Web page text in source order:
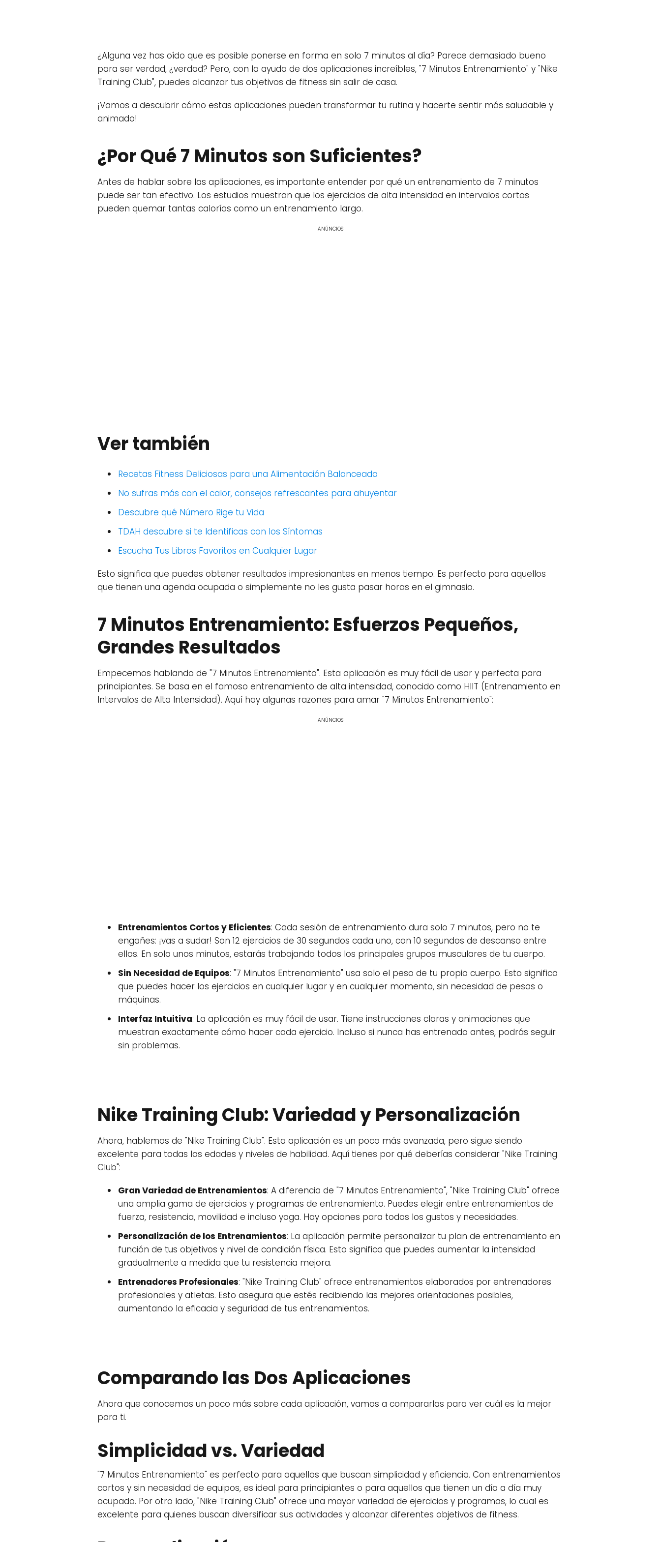
¿Alguna vez has oído que es posible ponerse en forma en solo 7 minutos al día? Parece demasiado bueno
para ser verdad, ¿verdad? Pero, con la ayuda de dos aplicaciones increíbles, "7 Minutos Entrenamiento" y "Nike
Training Club", puedes alcanzar tus objetivos de fitness sin salir de casa.
¡Vamos a descubrir cómo estas aplicaciones pueden transformar tu rutina y hacerte sentir más saludable y
animado!
¿Por Qué 7 Minutos son Suficientes?
Antes de hablar sobre las aplicaciones, es importante entender por qué un entrenamiento de 7 minutos
puede ser tan efectivo. Los estudios muestran que los ejercicios de alta intensidad en intervalos cortos
pueden quemar tantas calorías como un entrenamiento largo.
ANÚNCIOS
Ver también
Recetas Fitness Deliciosas para una Alimentación Balanceada
No sufras más con el calor, consejos refrescantes para ahuyentar
Descubre qué Número Rige tu Vida
TDAH descubre si te Identificas con los Síntomas
Escucha Tus Libros Favoritos en Cualquier Lugar
Esto significa que puedes obtener resultados impresionantes en menos tiempo. Es perfecto para aquellos
que tienen una agenda ocupada o simplemente no les gusta pasar horas en el gimnasio.
7 Minutos Entrenamiento: Esfuerzos Pequeños,
Grandes Resultados
Empecemos hablando de "7 Minutos Entrenamiento". Esta aplicación es muy fácil de usar y perfecta para
principiantes. Se basa en el famoso entrenamiento de alta intensidad, conocido como HIIT (Entrenamiento en
Intervalos de Alta Intensidad). Aquí hay algunas razones para amar "7 Minutos Entrenamiento":
ANÚNCIOS
Entrenamientos Cortos y Eficientes: Cada sesión de entrenamiento dura solo 7 minutos, pero no te
engañes: ¡vas a sudar! Son 12 ejercicios de 30 segundos cada uno, con 10 segundos de descanso entre
ellos. En solo unos minutos, estarás trabajando todos los principales grupos musculares de tu cuerpo.
Sin Necesidad de Equipos: "7 Minutos Entrenamiento" usa solo el peso de tu propio cuerpo. Esto significa
que puedes hacer los ejercicios en cualquier lugar y en cualquier momento, sin necesidad de pesas o
máquinas.
Interfaz Intuitiva: La aplicación es muy fácil de usar. Tiene instrucciones claras y animaciones que
muestran exactamente cómo hacer cada ejercicio. Incluso si nunca has entrenado antes, podrás seguir
sin problemas.
Nike Training Club: Variedad y Personalización
Ahora, hablemos de "Nike Training Club". Esta aplicación es un poco más avanzada, pero sigue siendo
excelente para todas las edades y niveles de habilidad. Aquí tienes por qué deberías considerar "Nike Training
Club":
Gran Variedad de Entrenamientos: A diferencia de "7 Minutos Entrenamiento", "Nike Training Club" ofrece
una amplia gama de ejercicios y programas de entrenamiento. Puedes elegir entre entrenamientos de
fuerza, resistencia, movilidad e incluso yoga. Hay opciones para todos los gustos y necesidades.
Personalización de los Entrenamientos: La aplicación permite personalizar tu plan de entrenamiento en
función de tus objetivos y nivel de condición física. Esto significa que puedes aumentar la intensidad
gradualmente a medida que tu resistencia mejora.
Entrenadores Profesionales: "Nike Training Club" ofrece entrenamientos elaborados por entrenadores
profesionales y atletas. Esto asegura que estés recibiendo las mejores orientaciones posibles,
aumentando la eficacia y seguridad de tus entrenamientos.
Comparando las Dos Aplicaciones
Ahora que conocemos un poco más sobre cada aplicación, vamos a compararlas para ver cuál es la mejor
para ti.
Simplicidad vs. Variedad
"7 Minutos Entrenamiento" es perfecto para aquellos que buscan simplicidad y eficiencia. Con entrenamientos
cortos y sin necesidad de equipos, es ideal para principiantes o para aquellos que tienen un día a día muy
ocupado. Por otro lado, "Nike Training Club" ofrece una mayor variedad de ejercicios y programas, lo cual es
excelente para quienes buscan diversificar sus actividades y alcanzar diferentes objetivos de fitness.